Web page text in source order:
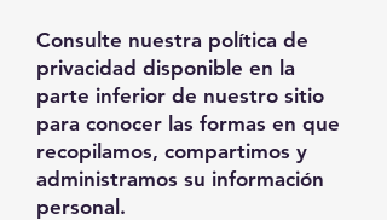
Consulte nuestra política de
privacidad disponible en la
parte inferior de nuestro sitio
para conocer las formas en que
recopilamos, compartimos y
administramos su información
personal.